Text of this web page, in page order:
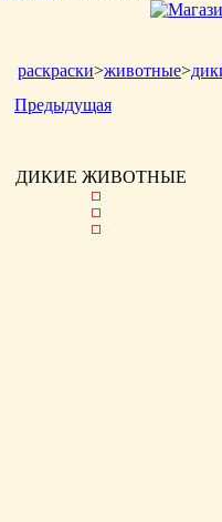
раскраски>животные>
Предыдущая
ДИКИЕ ЖИВОТНЫЕ